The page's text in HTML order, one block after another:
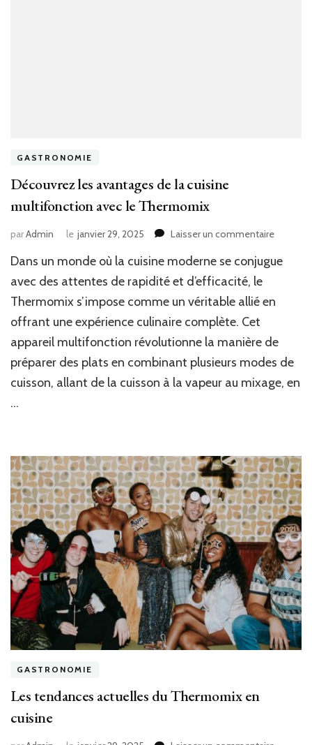
GASTRONOMIE
Découvrez les avantages de la cuisine
multifonction avec le Thermomix
parAdmin le janvier 29, 2025 Laisser un commentairesur
les
la
avec
le
Dans un monde où la cuisine moderne se conjugue
avec des attentes de rapidité et d’efficacité, le
Thermomix s’impose comme un véritable allié en
offrant une expérience culinaire complète. Cet
appareil multifonction révolutionne la manière de
préparer des plats en combinant plusieurs modes de
cuisson, allant de la cuisson à la vapeur au mixage, en
…
GASTRONOMIE
Les tendances actuelles du Thermomix en
cuisine